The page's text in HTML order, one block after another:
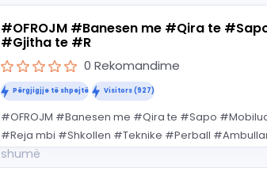
#OFROJM #Banesen me #Qira te
#Gjitha te #R
0 Rekomandime
Përgjigjje të shpejtë Visitors (927)
#OFROJM #Banesen me #Qira te #Sapo
#Reja mbi #Shkollen #Teknike #Perball
shumë